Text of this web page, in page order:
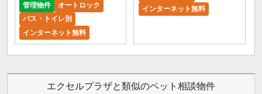
管理物件
オートロック
バス・トイレ別
インターネット無料
インターネット無料
エクセルプラザと類似のペット相談物件